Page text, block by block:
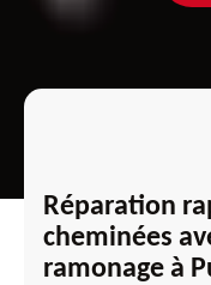
Réparation
cheminées
ramonage à